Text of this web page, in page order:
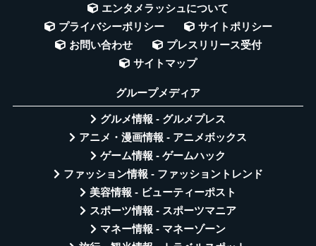
エンタメラッシュについて
プライバシーポリシー
サイトポリシー
お問い合わせ
プレスリリース受付
サイトマップ
グループメディア
グルメ情報 - グルメプレス
アニメ・漫画情報 - アニメボックス
ゲーム情報 - ゲームハック
ファッション情報 - ファッショントレンド
美容情報 - ビューティーポスト
スポーツ情報 - スポーツマニア
マネー情報 - マネーゾーン